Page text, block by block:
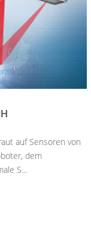
auf Sensoren von
dem
S...